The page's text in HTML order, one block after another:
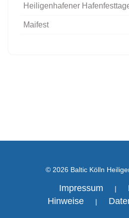
Heiligenhafener
Maifest
© 2026 Baltic Kölln
Impressum |
Hinweise
|